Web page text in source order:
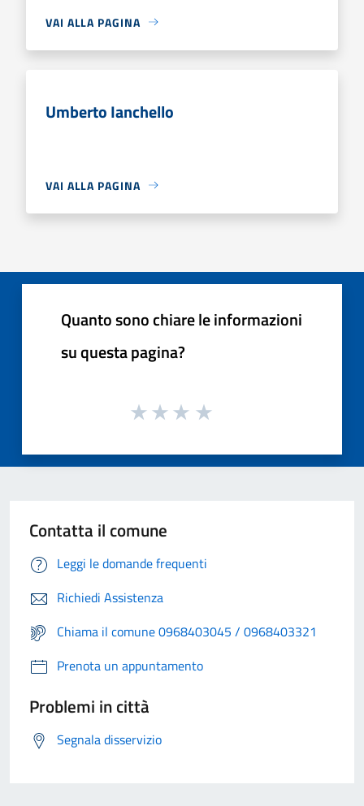
VAI ALLA PAGINA
Umberto Ianchello
VAI ALLA PAGINA
Quanto sono chiare le informazioni
su questa pagina?
Contatta il comune
Leggi le domande frequenti
Richiedi Assistenza
Chiama il comune 0968403045 / 0968403321
Prenota un appuntamento
Problemi in città
Segnala disservizio